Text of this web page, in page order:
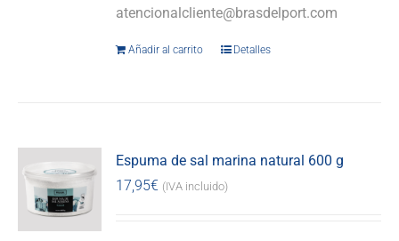
atencionalcliente@brasdelport.com
Añadir al carrito Detalles
Espuma de sal marina natural 600 g
17,95€ (IVA incluido)